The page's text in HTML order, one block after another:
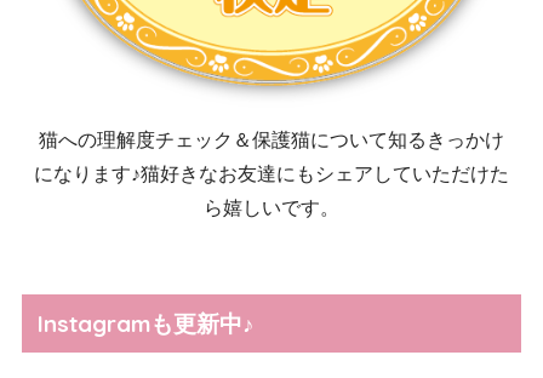
猫への理解度チェック＆保護猫について知るきっかけ
になります♪猫好きなお友達にもシェアしていただけた
ら嬉しいです。
Instagramも更新中♪